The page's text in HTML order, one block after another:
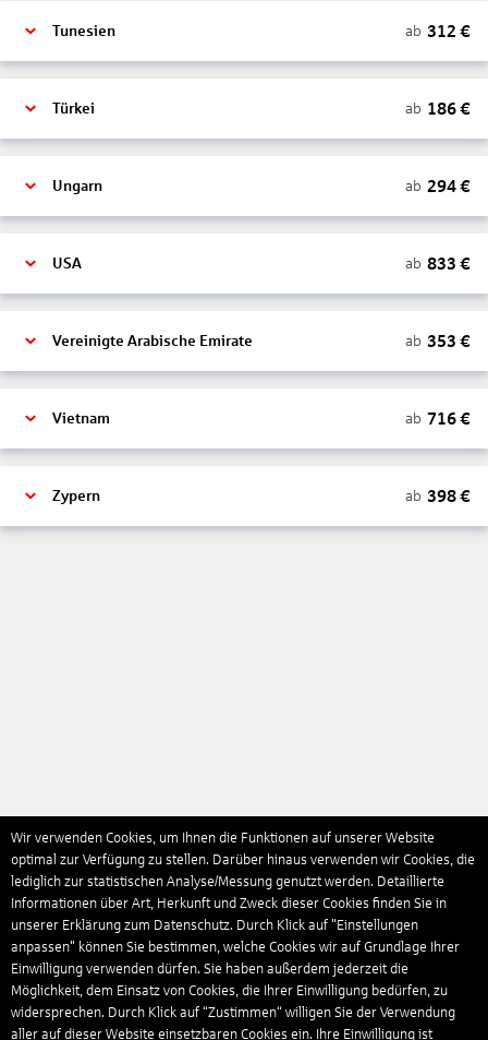
Tunesien ab 312 €
Türkei ab 186€
Ungarn ab 294€
USA ab 833 €
Vereinigte Arabische Emirate ab 353 €
Vietnam ab 716€
Zypern ab 398€
Wir verwenden Cookies, um Ihnen die Funktionen auf unserer Website
optimal zur Verfügung zu stellen. Darüber hinaus verwenden wir Cookies, die
lediglich zur statistischen Analyse/Messung genutzt werden. Detaillierte
Informationen über Art, Herkunft und Zweck dieser Cookies finden Sie in
unserer Erklärung zum Datenschutz. Durch Klick auf "Einstellungen
anpassen" können Sie bestimmen, welche Cookies wir auf Grundlage Ihrer
Einwilligung verwenden dürfen. Sie haben außerdem jederzeit die
Möglichkeit, dem Einsatz von Cookies, die Ihrer Einwilligung bedürfen, zu
widersprechen. Durch Klick auf “Zustimmen“ willigen Sie der Verwendung
aller auf dieser Website einsetzbaren Cookies ein. Ihre Einwilligung ist